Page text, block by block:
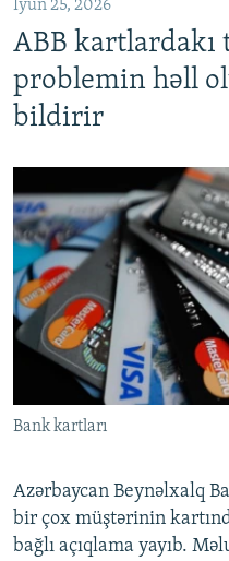
İyun 25, 2026
ABB
problemin həll
bildirir
Bank kartları
Azərbaycan Beynəlxalq
bir çox müştərinin
bağlı açıqlama yayıb.